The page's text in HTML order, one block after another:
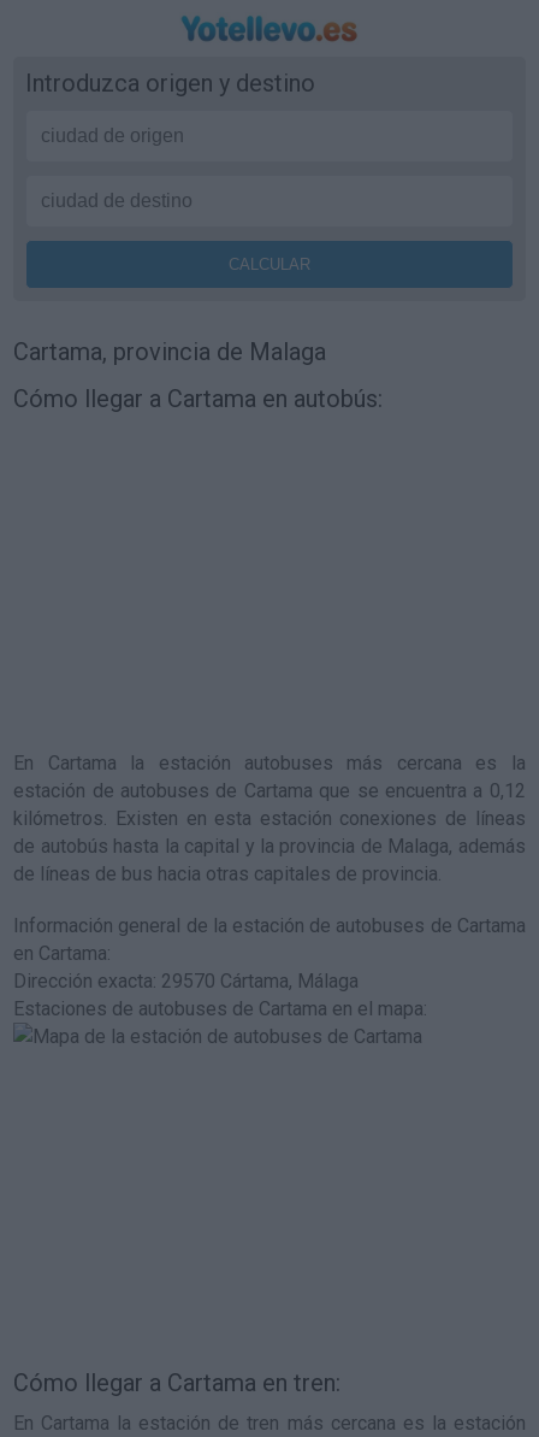
Introduzca origen y destino
Cartama, provincia de Malaga
Cómo llegar a Cartama en autobús:
En Cartama la estación autobuses más cercana es la
estación de autobuses de Cartama que se encuentra a 0,12
kilómetros. Existen en esta estación conexiones de líneas
de autobús hasta la capital y la provincia de Malaga, además
de líneas de bus hacia otras capitales de provincia.
Información general de la estación de autobuses de Cartama
en Cartama:
Dirección exacta: 29570 Cártama, Málaga
Estaciones de autobuses de Cartama en el mapa:
Cómo llegar a Cartama en tren:
En Cartama la estación de tren más cercana es la estación